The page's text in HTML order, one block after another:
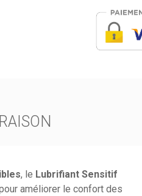
, le Lubrifiant Sensitif
améliorer le confort des